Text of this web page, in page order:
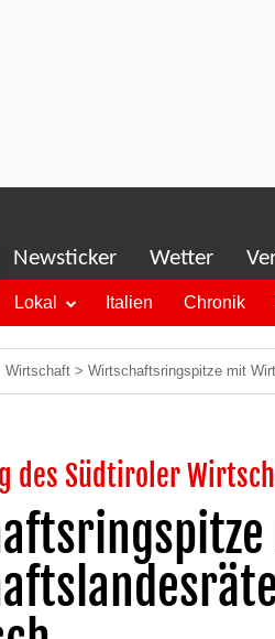
Newsticker Wetter
Lokal Italien Chronik
Wirtschaft > Wirtschaftsringspitze mit
des Südtiroler